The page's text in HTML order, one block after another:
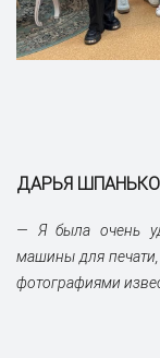
ДАРЬЯ
— Я была очень
машины для
фотографиями